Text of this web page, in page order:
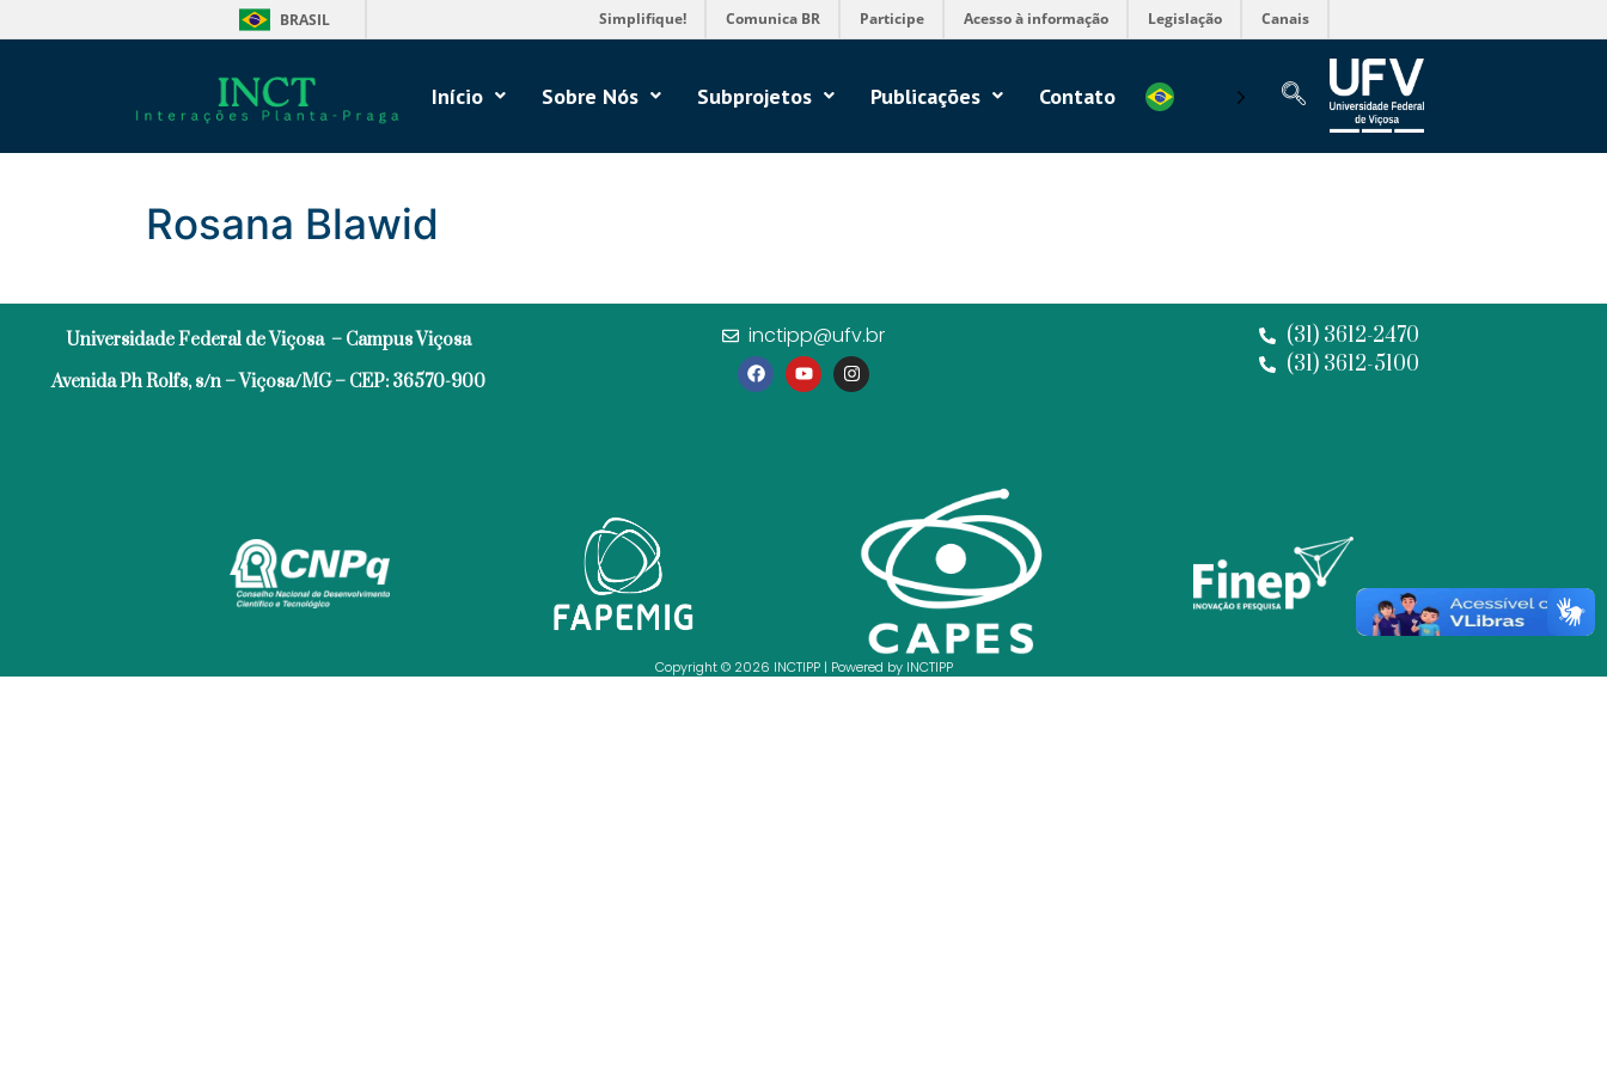
BRASIL Simplifique! Comunica BR Participe Acesso à informação Legislação Canais
Início Sobre Nós Subprojetos Publicações Contato
Rosana Blawid
Universidade Federal de Viçosa – Campus Viçosa
Avenida Ph Rolfs, s/n – Viçosa/MG – CEP: 36570-900
inctipp@ufv.br
(31) 3612-2470
(31) 3612-5100
Copyright © 2026 INCTIPP | Powered by INCTIPP